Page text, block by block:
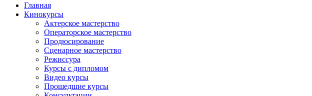
Главная
Кинокурсы
Актерское мастерство
Операторское мастерство
Продюсирование
Сценарное мастерство
Режиссура
Курсы с дипломом
Видео курсы
Прошедшие курсы